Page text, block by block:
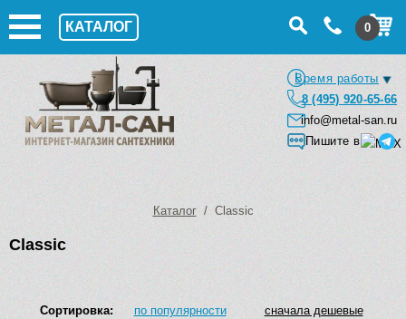
КАТАЛОГ 0
Время работы
8 (495) 920-65-66
info@metal-san.ru
Пишите в
Каталог/ Classic
Classic
Сортировка: по популярности сначала дешевые